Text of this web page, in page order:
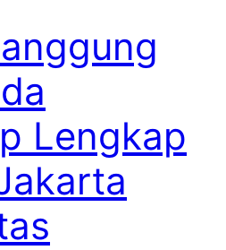
Lengkap